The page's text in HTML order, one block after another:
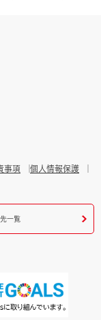
事項
個人情報保護
一覧